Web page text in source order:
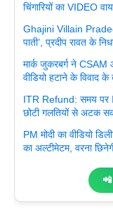
चिंगारियों का VIDEO
Ghajini Villain
पाती’, प्रदीप रावत के
मार्क जुकरबर्ग ने CSAM
वीडियो हटाने के विवाद के
ITR Refund: समय पर
छोटी गलतियों से अटक
PM मोदी का वीडियो
का अल्टीमेटम, वरना